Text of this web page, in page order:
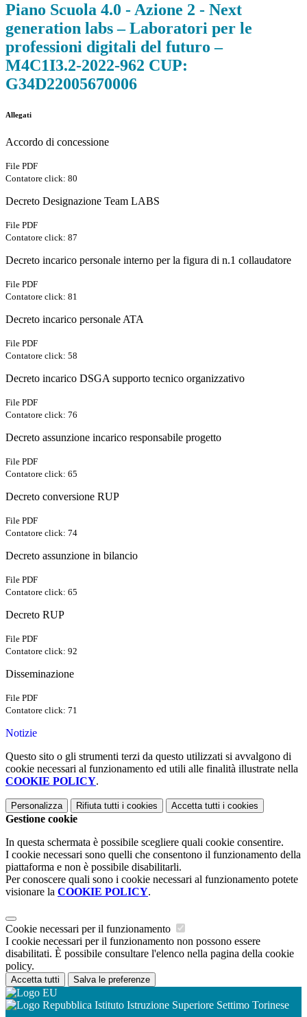
Piano Scuola 4.0 - Azione 2 - Next
generation labs – Laboratori per le
professioni digitali del futuro –
M4C1I3.2-2022-962 CUP:
G34D22005670006
Allegati
Accordo di concessione
File PDF
Contatore click: 80
Decreto Designazione Team LABS
File PDF
Contatore click: 87
Decreto incarico personale interno per la figura di n.1 collaudatore
File PDF
Contatore click: 81
Decreto incarico personale ATA
File PDF
Contatore click: 58
Decreto incarico DSGA supporto tecnico organizzativo
File PDF
Contatore click: 76
Decreto assunzione incarico responsabile progetto
File PDF
Contatore click: 65
Decreto conversione RUP
File PDF
Contatore click: 74
Decreto assunzione in bilancio
File PDF
Contatore click: 65
Decreto RUP
File PDF
Contatore click: 92
Disseminazione
File PDF
Contatore click: 71
Notizie
Questo sito o gli strumenti terzi da questo utilizzati si avvalgono di
cookie necessari al funzionamento ed utili alle finalità illustrate nella
COOKIE POLICY.
Personalizza Rifiuta tutti i cookies Accetta tutti i cookies
Gestione cookie
In questa schermata è possibile scegliere quali cookie consentire.
I cookie necessari sono quelli che consentono il funzionamento della
piattaforma e non è possibile disabilitarli.
Per conoscere quali sono i cookie necessari al funzionamento potete
visionare la COOKIE POLICY.
Cookie necessari per il funzionamento
I cookie necessari per il funzionamento non possono essere
disabilitati. È possibile consultare l'elenco nella pagina della cookie
policy.
Accetta tutti Salva le preferenze
Istituto Istruzione Superiore Settimo Torinese